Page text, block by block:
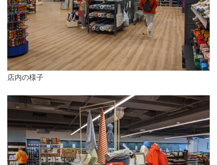
店内の様子